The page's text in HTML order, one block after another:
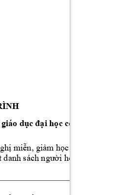
dục đại học công
miễn, giảm học phí.
danh sách người học